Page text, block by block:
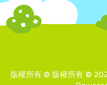
版權所有 © 版權所有 ©